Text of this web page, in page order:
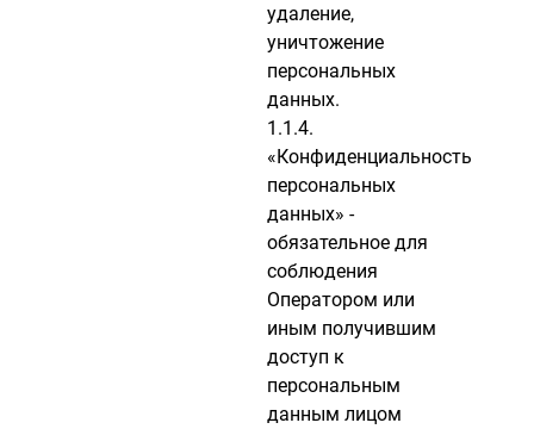
удаление,
уничтожение
персональных
данных.
1.1.4.
«Конфиденциальность
персональных
данных» -
обязательное для
соблюдения
Оператором или
иным получившим
доступ к
персональным
данным лицом